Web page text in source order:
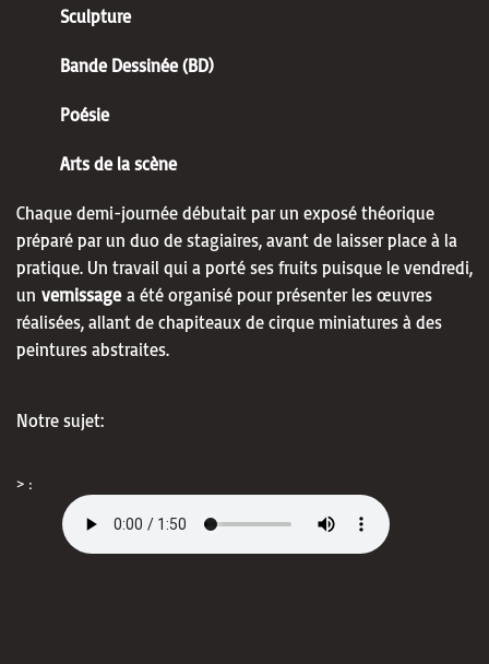
Sculpture
Bande Dessinée (BD)
Poésie
Arts de la scène
Chaque demi-journée débutait par un exposé théorique
préparé par un duo de stagiaires, avant de laisser place à la
pratique. Un travail qui a porté ses fruits puisque le vendredi,
un vernissage a été organisé pour présenter les œuvres
réalisées, allant de chapiteaux de cirque miniatures à des
peintures abstraites.
Notre sujet:
> :